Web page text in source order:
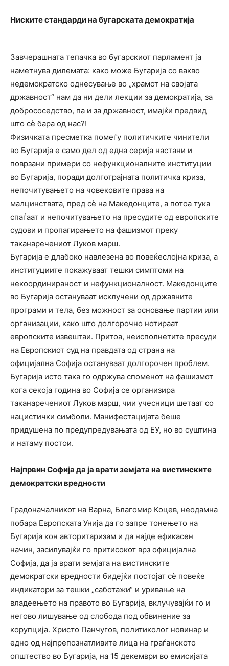
Ниските стандарди на бугарската демократија
Завчерашната тепачка во бугарскиот парламент ја
наметнува дилемата: како може Бугарија со вакво
недемократско однесување во „храмот на својата
државност“ нам да ни дели лекции за демократија, за
добрососедство, па и за државност, имајќи предвид
што сѐ бара од нас?!
Физичката пресметка помеѓу политичките чинители
во Бугарија е само дел од една серија настани и
поврзани примери со нефункционалните институции
во Бугарија, поради долготрајната политичка криза,
непочитувањето на човековите права на
малцинствата, пред сѐ на Македонците, а потоа тука
спаѓаат и непочитувањето на пресудите од европските
судови и пропагирањето на фашизмот преку
таканаречениот Луков марш.
Бугарија е длабоко навлезена во повеќеслојна криза, а
институциите покажуваат тешки симптоми на
некоординираност и нефункционалност. Македонците
во Бугарија остануваат исклучени од државните
програми и тела, без можност за основање партии или
организации, како што долгорочно нотираат
европските извештаи. Притоа, неисполнетите пресуди
на Европскиот суд на правдата од страна на
официјална Софија остануваат долгорочен проблем.
Бугарија исто така го одржува споменот на фашизмот
кога секоја година во Софија се организира
таканаречениот Луков марш, чии учесници шетаат со
нацистички симболи. Манифестацијата беше
придушена по предупредувањата од ЕУ, но во суштина
и натаму постои.
Најпрвин Софија да ја врати земјата на вистинските
демократски вредности
Градоначалникот на Варна, Благомир Коцев, неодамна
побара Европската Унија да го запре тонењето на
Бугарија кон авторитаризам и да најде ефикасен
начин, засилувајќи го притисокот врз официјална
Софија, да ја врати земјата на вистинските
демократски вредности бидејќи постојат сѐ повеќе
индикатори за тешки „саботажи“ и уривање на
владеењето на правото во Бугарија, вклучувајќи го и
негово лишување од слобода под обвинение за
корупција. Христо Панчугов, политиколог новинар и
едно од најпрепознатливите лица на граѓанското
општество во Бугарија, на 15 декември во емисијата